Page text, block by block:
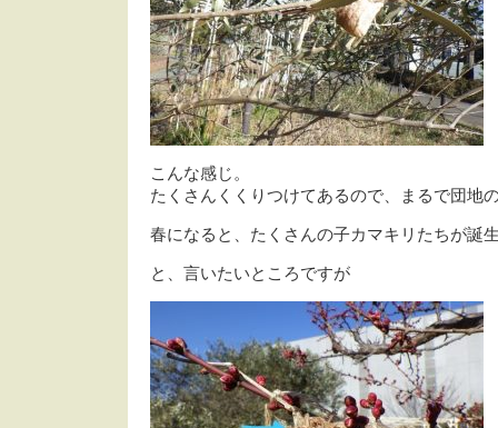
こんな感じ。
たくさんくくりつけてあるので、まるで団地
春になると、たくさんの子カマキリたちが誕
と、言いたいところですが